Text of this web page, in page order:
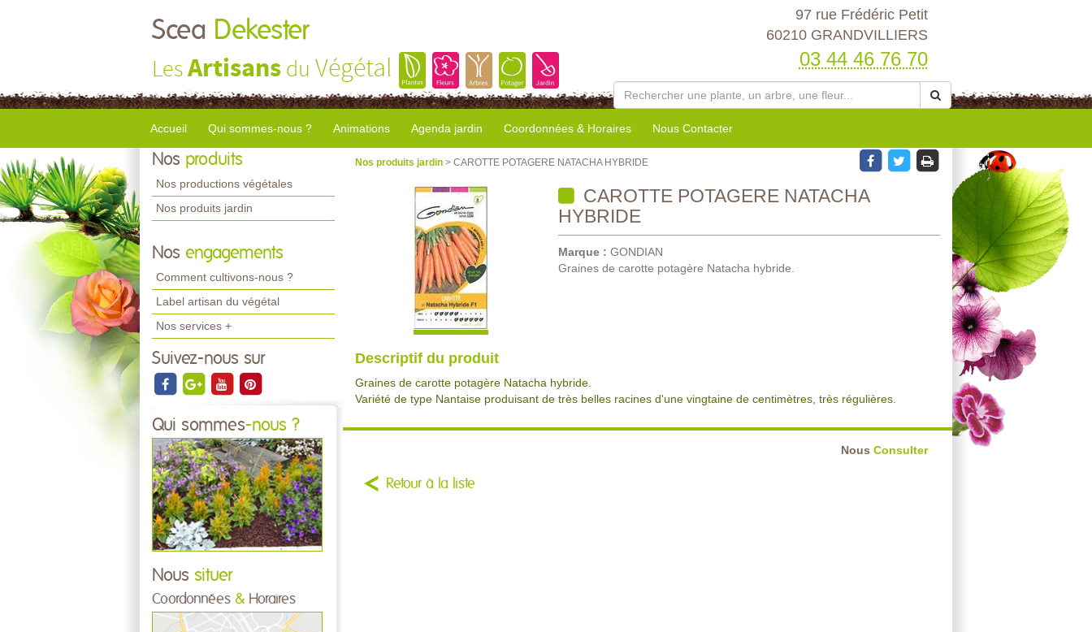
Scea Dekester
LesArtisans du Végétal
97 rue Frédéric Petit
60210 GRANDVILLIERS
03 44 46 76 70
Accueil Qui sommes-nous ? Animations Agenda jardin Coordonnées & Horaires Nous Contacter
Nos produits
Nos productions végétales
Nos produits jardin
Nos engagements
Comment cultivons-nous ?
Label artisan du végétal
Nos services +
Suivez-nous sur
Qui sommes-nous ?
Nous situer
Coordonnées & Horaires
Nos produits jardin > CAROTTE POTAGERE NATACHA HYBRIDE
CAROTTE POTAGERE NATACHA
HYBRIDE
Marque : GONDIAN
Graines de carotte potagère Natacha hybride.
Descriptif du produit
Graines de carotte potagère Natacha hybride.
Variété de type Nantaise produisant de très belles racines d'une vingtaine de centimètres, très régulières.
Nous Consulter
Retour à la liste